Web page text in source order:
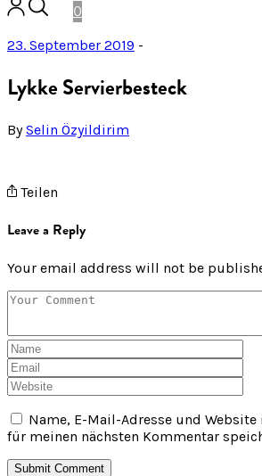
0
23. September 2019 -
Lykke Servierbesteck
BySelin Özyildirim
Teilen
Leave a Reply
Your email address will not be
Name, E-Mail-Adresse und
für meinen nächsten Kommentar